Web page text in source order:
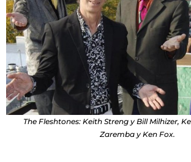
The Fleshtones: Keith Streng y Bill Milhizer,
Zaremba y Ken Fox.